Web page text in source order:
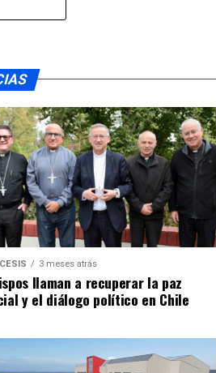
3 meses atrás
llaman a recuperar la paz
y el diálogo político en Chile